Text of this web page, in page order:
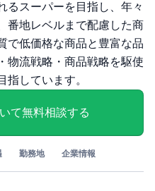
るスーパーを目指し、年々
番地レベルまで配慮した商
で低価格な商品と豊富な品
物流戦略・商品戦略を駆使
指しています。
て無料相談する
勤務地 企業情報